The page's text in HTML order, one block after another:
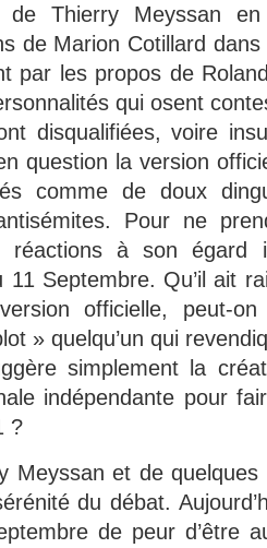
de Thierry Meyssan
de Marion Cotillard
par les propos de
qui osent
disqualifiées, voire
question la version
comme de doux
Pour ne
réactions à son égard
11 Septembre. Qu’il ait
officielle, peut-
» quelqu’un qui
simplement la
indépendante pour
?
Meyssan et de
du débat.
de peur d’être